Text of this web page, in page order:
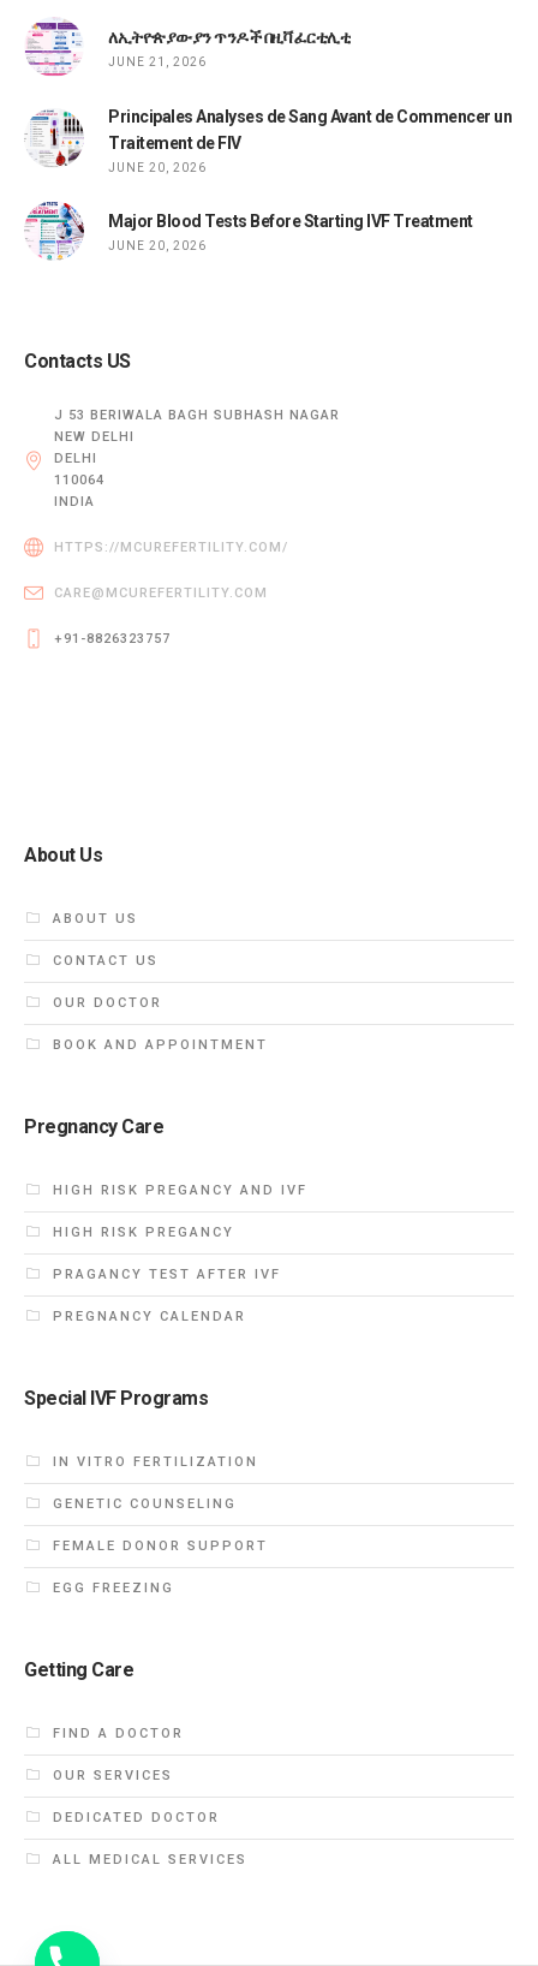
ለኢትዮጵያውያን ጥንዶች በዚቫ ፈርቲሊቲ
JUNE 21, 2026
Principales Analyses de Sang Avant de Commencer un
Traitement de FIV
JUNE 20, 2026
Major Blood Tests Before Starting IVF Treatment
JUNE 20, 2026
Contacts US
J 53 BERIWALA BAGH SUBHASH NAGAR
NEW DELHI
DELHI
110064
INDIA
HTTPS://MCUREFERTILITY.COM/
CARE@MCUREFERTILITY.COM
+91-8826323757
About Us
ABOUT US
CONTACT US
OUR DOCTOR
BOOK AND APPOINTMENT
Pregnancy Care
HIGH RISK PREGANCY AND IVF
HIGH RISK PREGANCY
PRAGANCY TEST AFTER IVF
PREGNANCY CALENDAR
Special IVF Programs
IN VITRO FERTILIZATION
GENETIC COUNSELING
FEMALE DONOR SUPPORT
EGG FREEZING
Getting Care
FIND A DOCTOR
OUR SERVICES
DEDICATED DOCTOR
ALL MEDICAL SERVICES